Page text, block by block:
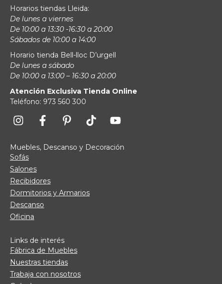
Horarios tiendas Lleida:
De lunes a viernes
De 10:00 a 13:30 -16:30 a 20:00
Sábados de 10:00 a 14:00
Horario tienda Bell-lloc D’urgell
De lunes a sábado
De 10:00 a 13:00 – 16:30 a 20:00
Atención Exclusiva Tienda Online
Teléfono: 973 560 300
Muebles, Descanso y Decoración
Sofás
Salones
Recibidores
Dormitorios y Armarios
Descanso
Oficina
Links de interés
Fábrica de Muebles
Nuestras tiendas
Trabaja con nosotros